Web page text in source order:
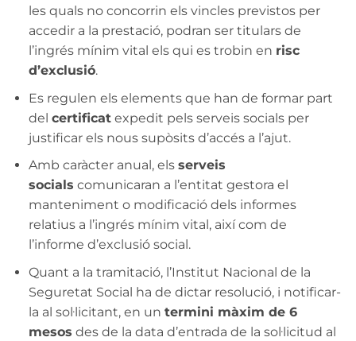
les quals no concorrin els vincles previstos per
accedir a la prestació, podran ser titulars de
l’ingrés mínim vital els qui es trobin en risc
d’exclusió.
Es regulen els elements que han de formar part
del certificatexpedit pels serveis socials per
justificar els nous supòsits d’accés a l’ajut.
Amb caràcter anual, els serveis
socials comunicaran a l’entitat gestora el
manteniment o modificació dels informes
relatius a l’ingrés mínim vital, així com de
l’informe d’exclusió social.
Quant a la tramitació, l’Institut Nacional de la
Seguretat Social ha de dictar resolució, i notificar-
la al sol·licitant, en un termini màxim de 6
mesos des de la data d’entrada de la sol·licitud al